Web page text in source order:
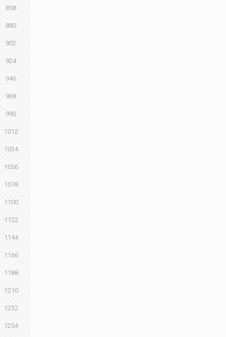
858
880
902
924
946
968
990
1012
1034
1056
1078
1100
1122
1144
1166
1188
1210
1232
1254